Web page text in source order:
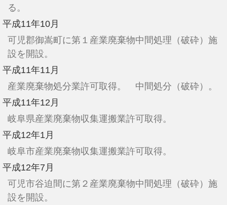
る。
平成11年10月
可児郡御嵩町に第１産業廃棄物中間処理（破砕）施
設を開設。
平成11年11月
産業廃棄物処分業許可取得。 中間処分（破砕）。
平成11年12月
岐阜県産業廃棄物収集運搬業許可取得。
平成12年1月
岐阜市産業廃棄物収集運搬業許可取得。
平成12年7月
可児市谷迫間に第２産業廃棄物中間処理（破砕）施
設を開設。